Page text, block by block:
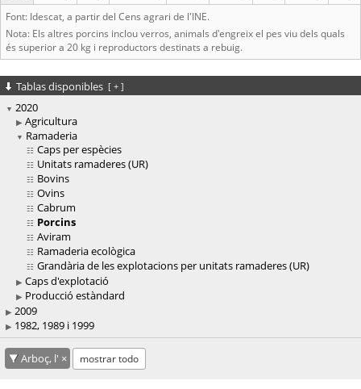
Font: Idescat, a partir del Cens agrari de l'INE.
Nota: Els altres porcins inclou verros, animals d'engreix el pes viu dels quals
és superior a 20 kg i reproductors destinats a rebuig.
Tablas disponibles [ + ]
2020
Agricultura
Ramaderia
Caps per espècies
Unitats ramaderes (UR)
Bovins
Ovins
Cabrum
Porcins
Aviram
Ramaderia ecològica
Grandària de les explotacions per unitats ramaderes (UR)
Caps d'explotació
Producció estàndard
2009
1982, 1989 i 1999
Arboç, l' mostrar todo